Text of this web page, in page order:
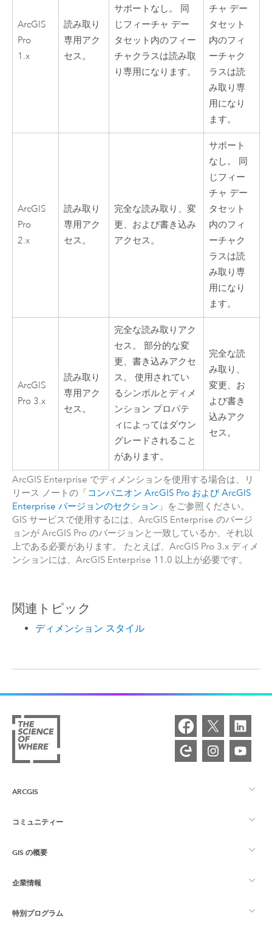
ArcGIS
Pro
1.x
読み取り
専用アク
セス。
サポートなし。 同
じフィーチャ デー
タセット内のフィー
チャクラスは読み取
り専用になります。
チャ デー
タセット
内のフィ
ーチャク
ラスは読
み取り専
用になり
ます。
ArcGIS
Pro
2.x
読み取り
専用アク
セス。
完全な読み取り、変
更、および書き込み
アクセス。
サポート
なし。 同
じフィー
チャ デー
タセット
内のフィ
ーチャク
ラスは読
み取り専
用になり
ます。
ArcGIS
Pro 3.x
読み取り
専用アク
セス。
完全な読み取りアク
セス。 部分的な変
更、書き込みアクセ
ス。 使用されてい
るシンボルとディメ
ンション プロパテ
ィによってはダウン
グレードされること
があります。
完全な読
み取り、
変更、お
よび書き
込みアク
セス。
ArcGIS Enterprise でディメンションを使用する場合は、リ
リース ノートの「コンパニオン ArcGIS ProおよびArcGIS
Enterprise バージョンのセクション 」をご参照ください。
GIS サービスで使用するには、 ArcGIS Enterprise のバージ
ョンが ArcGIS Proのバージョンと一致しているか、それ以
上である必要があります。 たとえば、 ArcGIS Pro3.x ディメ
ンションには、 ArcGIS Enterprise 11.0 以上が必要です。
関連トピック
ディメンション スタイル
ARCGIS
ArcGIS の概要
マッピング
コミュニティー
Esri Community
ArcGIS ブログ
GIS の概要
GIS とは
ロケーション インテリジェンス
企業情報
Esri について
特別プログラム